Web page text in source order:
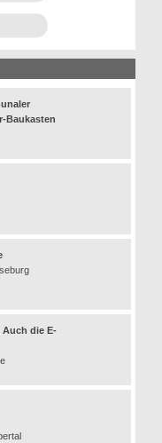
Baukasten
die E-